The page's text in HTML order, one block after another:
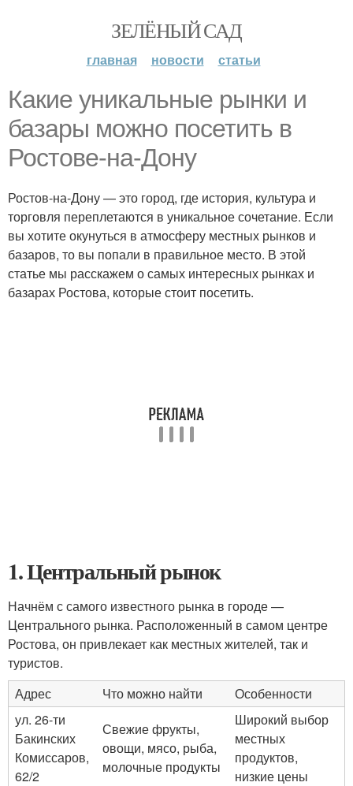
ЗЕЛЁНЫЙ САД
главная новости статьи
Какие уникальные рынки и
базары можно посетить в
Ростове-на-Дону
Ростов-на-Дону — это город, где история, культура и
торговля переплетаются в уникальное сочетание. Если
вы хотите окунуться в атмосферу местных рынков и
базаров, то вы попали в правильное место. В этой
статье мы расскажем о самых интересных рынках и
базарах Ростова, которые стоит посетить.
1. Центральный рынок
Начнём с самого известного рынка в городе —
Центрального рынка. Расположенный в самом центре
Ростова, он привлекает как местных жителей, так и
туристов.
Адрес
Что можно найти
Особенности
ул. 26-ти
Бакинских
Комиссаров,
62/2
Свежие фрукты,
овощи, мясо, рыба,
молочные продукты
Широкий выбор
местных
продуктов,
низкие цены